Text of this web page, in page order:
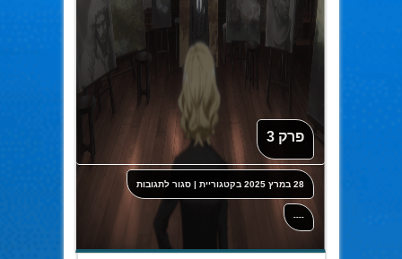
פרק 3
28 במרץ 2025 בקטגוריית |סגור לתגובותעל
פרק
----